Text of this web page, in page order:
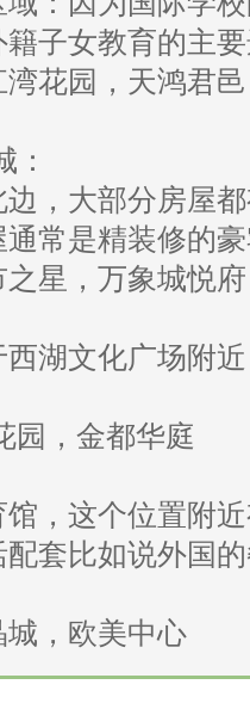
子女教育的主
花园，天鸿君邑
，大部分房屋
常是精装修的
星，万象城悦
湖文化广场附
园，金都华庭
，这个位置附
套比如说外国
，欧美中心